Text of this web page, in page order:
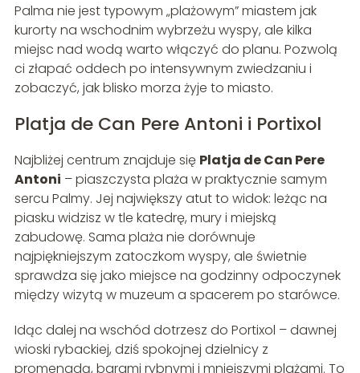
Palma nie jest typowym „plażowym” miastem jak
kurorty na wschodnim wybrzeżu wyspy, ale kilka
miejsc nad wodą warto włączyć do planu. Pozwolą
ci złapać oddech po intensywnym zwiedzaniu i
zobaczyć, jak blisko morza żyje to miasto.
Platja de Can Pere Antoni i Portixol
Najbliżej centrum znajduje się Platja de Can Pere
Antoni – piaszczysta plaża w praktycznie samym
sercu Palmy. Jej największy atut to widok: leżąc na
piasku widzisz w tle katedrę, mury i miejską
zabudowę. Sama plaża nie dorównuje
najpiękniejszym zatoczkom wyspy, ale świetnie
sprawdza się jako miejsce na godzinny odpoczynek
między wizytą w muzeum a spacerem po starówce.
Idąc dalej na wschód dotrzesz do Portixol – dawnej
wioski rybackiej, dziś spokojnej dzielnicy z
promenadą, barami rybnymi i mniejszymi plażami. To